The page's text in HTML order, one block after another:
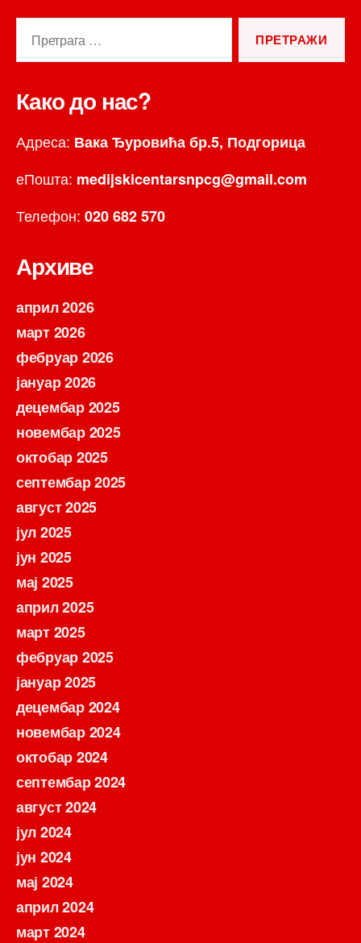
Како до нас?
Адреса: Вака Ђуровића бр.5, Подгорица
еПошта: medijskicentarsnpcg@gmail.com
Телефон: 020 682 570
Архиве
април 2026
март 2026
фебруар 2026
јануар 2026
децембар 2025
новембар 2025
октобар 2025
септембар 2025
август 2025
јул 2025
јун 2025
мај 2025
април 2025
март 2025
фебруар 2025
јануар 2025
децембар 2024
новембар 2024
октобар 2024
септембар 2024
август 2024
јул 2024
јун 2024
мај 2024
април 2024
март 2024